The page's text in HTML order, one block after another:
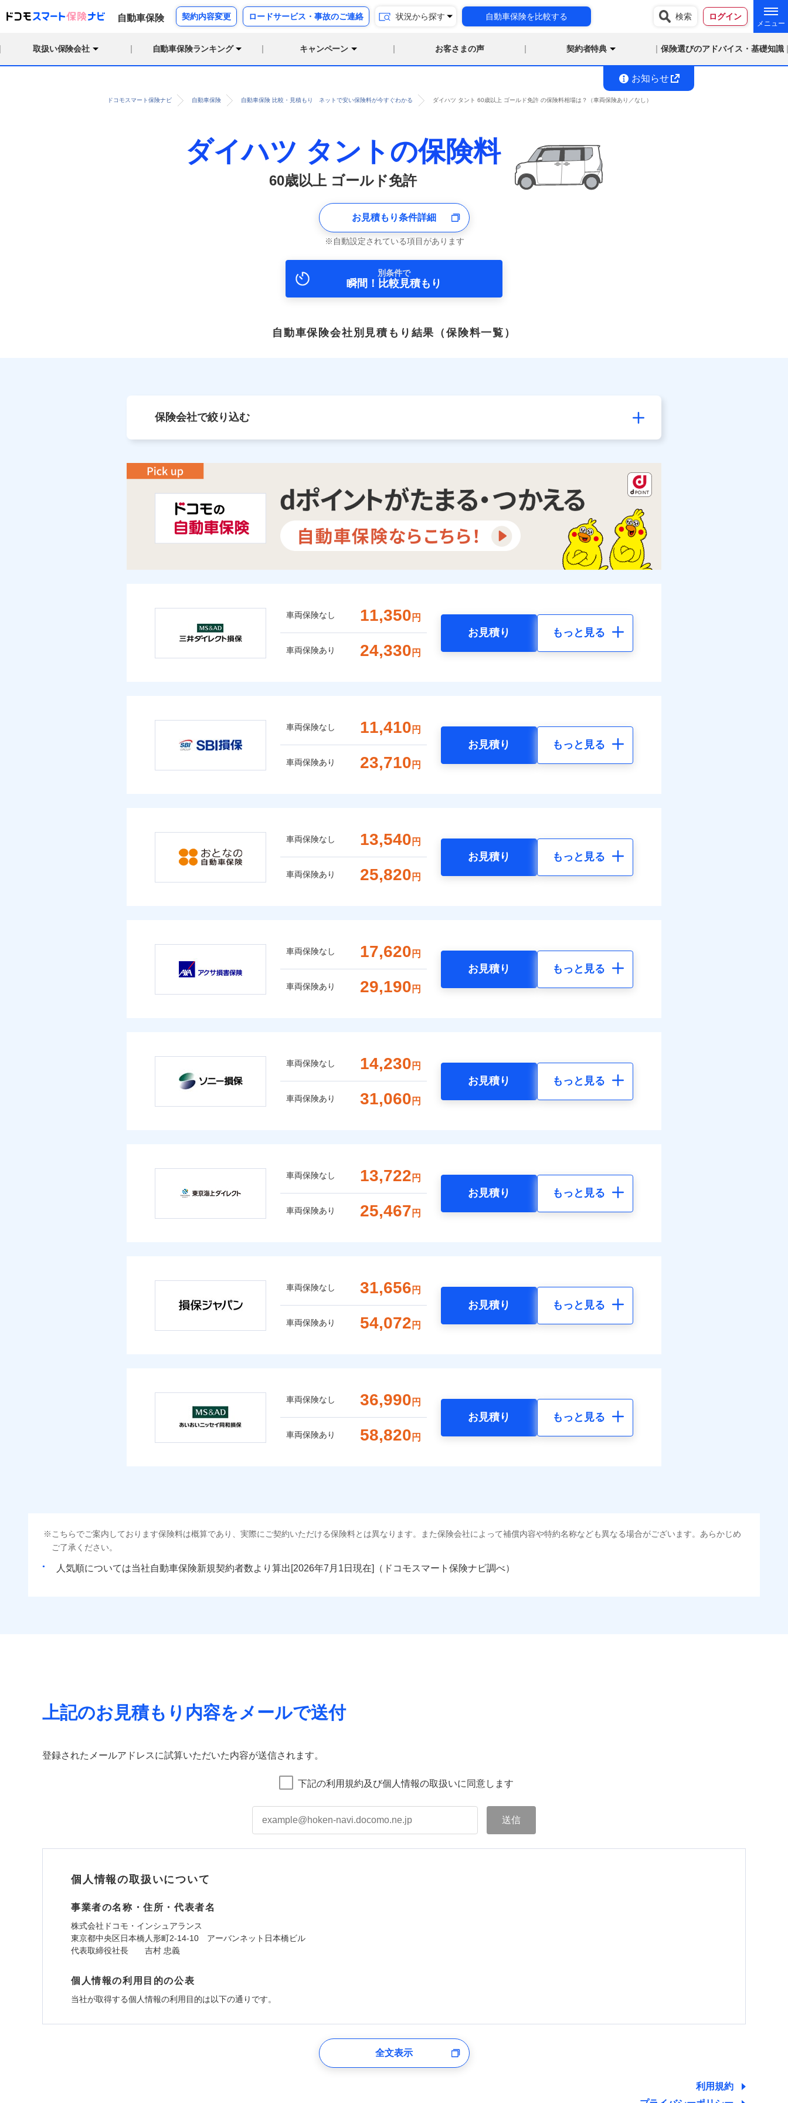
自動車保険 契約内容変更 ロードサービス・事故のご連絡 状況から探す 自動車保険を比較する 検索 ログイン
取扱い保険会社 自動車保険ランキング キャンペーン お客さまの声 契約者特典 保険選びのアドバイス・基礎知識
お知らせ
ドコモスマート保険ナビ 自動車保険 自動車保険 比較・見積もり ネットで安い保険料が今すぐわかる ダイハツ タント 60歳以上 ゴールド免許 の保険料相場は？（車両保険あり／なし）
ダイハツ タントの保険料
60歳以上 ゴールド免許
お見積もり条件詳細
自動設定されている項目があります
別条件で
瞬間！比較見積もり
自動車保険会社別見積もり結果 （保険料一覧）
保険会社で絞り込む
車両保険なし 11,350 円
車両保険あり 24,330 円
お見積り もっと見る
車両保険なし 11,410 円
車両保険あり 23,710 円
お見積り もっと見る
車両保険なし 13,540 円
車両保険あり 25,820 円
お見積り もっと見る
車両保険なし 17,620 円
車両保険あり 29,190 円
お見積り もっと見る
車両保険なし 14,230 円
車両保険あり 31,060 円
お見積り もっと見る
車両保険なし 13,722 円
車両保険あり 25,467 円
お見積り もっと見る
車両保険なし 31,656 円
車両保険あり 54,072 円
お見積り もっと見る
車両保険なし 36,990 円
車両保険あり 58,820 円
お見積り もっと見る
こちらでご案内しております保険料は概算であり、実際にご契約いただける保険料とは異なります。また保険会社によって補償内容や特約名称なども異なる場合がございます。あらかじめ
ご了承ください。
人気順については当社 新規契約者数より算出[ 年 月 日現在]（ドコモスマート保険ナビ調べ）
上記のお見積もり内容をメールで送付
登録されたメールアドレスに試算いただいた内容が送信されます。
下記の利用規約及び個人情報の取扱いに同意します
個人情報の取扱いについて
事業者の名称・住所・代表者名
株式会社ドコモ・インシュアランス
東京都中央区日本橋人形町2-14-10 アーバンネット日本橋ビル
代表取締役社長 吉村 忠義
個人情報の利用目的の公表
当社が取得する個人情報の利用目的は以下の通りです。
郵便、電話、およびＥメール等により、当社と取引のあるもしくは委託を受けている保険会社・提携会社の保険その他に関する情報を提供し、金融商品等の契約を勧奨するた
め、また維持管理等の委託業務遂行のため、またそれらに付帯、関連する当社および提携会社のサービスを案内、提供するため
全文表示
利用規約